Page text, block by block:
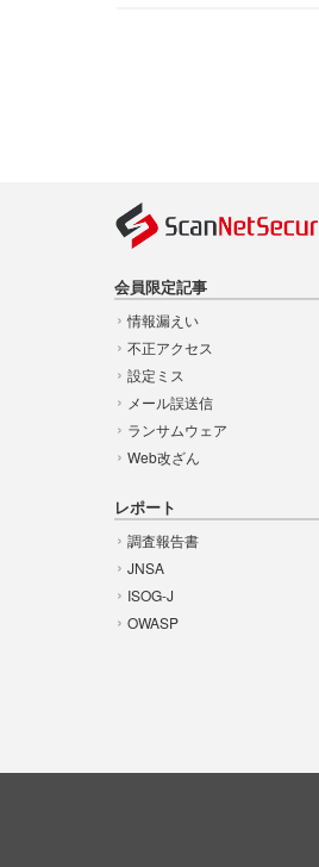
会員限定記事
情報漏えい
不正アクセス
設定ミス
メール誤送信
ランサムウェア
Web改ざん
レポート
調査報告書
JNSA
ISOG-J
OWASP